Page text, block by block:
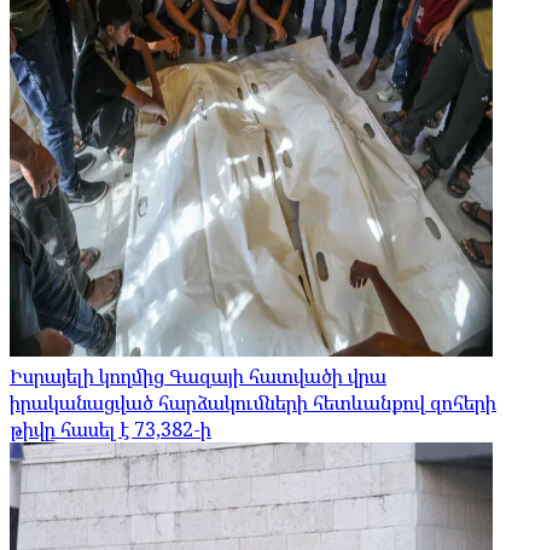
Իսրայելի կողմից Գազայի հատվածի վրա
իրականացված հարձակումների հետևանքով զոհերի
թիվը հասել է 73,382-ի